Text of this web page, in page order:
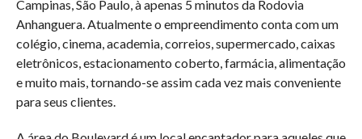
Campinas, São Paulo, à apenas 5 minutos da Rodovia
Anhanguera. Atualmente o empreendimento conta com um
colégio, cinema, academia, correios, supermercado, caixas
eletrônicos, estacionamento coberto, farmácia, alimentação
e muito mais, tornando-se assim cada vez mais conveniente
para seus clientes.